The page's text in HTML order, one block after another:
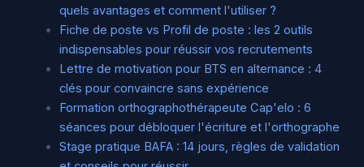
quels avantages et comment l'utiliser ?
Fiche de poste vs Profil de poste : les 2 outils
indispensables pour réussir vos recrutements
Lettre de motivation pour BTS en alternance : 4
clés pour convaincre sans expérience
Formation orthographothérapeute Cap'elo : 6
séances pour débloquer l'écriture et l'orthographe
Stage pratique BAFA : 14 jours, règles de validation